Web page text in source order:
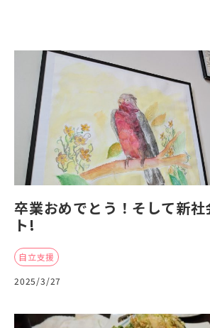
卒業おめでとう！そして新社
ト!
自立支援
2025/3/27